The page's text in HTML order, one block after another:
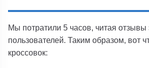
Мы потратили 5 часов, читая отзывы
пользователей. Таким образом, вот
кроссовок: